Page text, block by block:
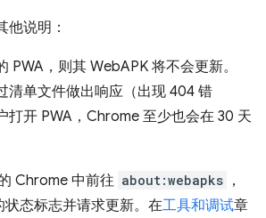
他说明：
PWA，则其 WebAPK 将不会更新。
清单文件做出响应（出现 404 错
打开 PWA，Chrome 至少也会在 30 天
Chrome 中前往 about:webapks ，
状态标志并请求更新。在工具和调试章